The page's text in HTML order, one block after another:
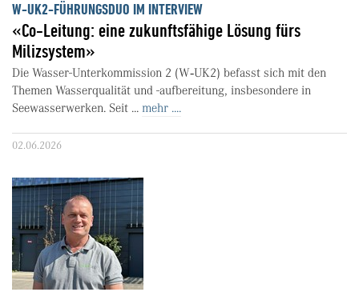
W-UK2-FÜHRUNGSDUO IM INTERVIEW
«Co-Leitung: eine zukunftsfähige Lösung fürs
Milizsystem»
Die Wasser-Unterkommission 2 (W‑UK2) befasst sich mit den
Themen Wasserqualität und -aufbereitung, insbesondere in
Seewasserwerken. Seit ... mehr ....
02.06.2026